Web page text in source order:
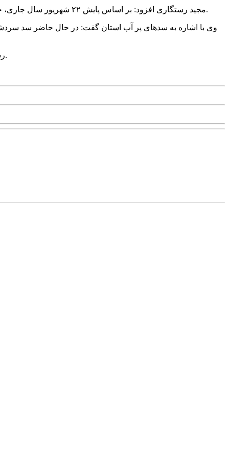
مجید رستگاری افزود: بر اساس پایش ۲۲ شهریور سال جاری، حجم آب در مخازن سدهای استان ۴۸۹ میلیون متر مکعب است که حجم آب در سدها در مدت مشابه سال گذشته ۷۷۲ میلیون مترمکعب بود.
رستگاری اظهار کرد: سد شهرچای ارومیه نیز ۷۹ میلیون مترمکعب آب دارد که در مدت مشابه سال گذشته ۱۲۷ میلیون مترمکعب آب داشت.